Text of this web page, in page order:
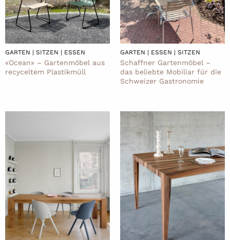
GARTEN | SITZEN | ESSEN
«Ocean» – Gartenmöbel aus
recyceltem Plastikmüll
GARTEN | ESSEN | SITZEN
Schaffner Gartenmöbel –
das beliebte Mobiliar für die
Schweizer Gastronomie